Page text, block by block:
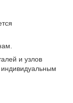
и узлов